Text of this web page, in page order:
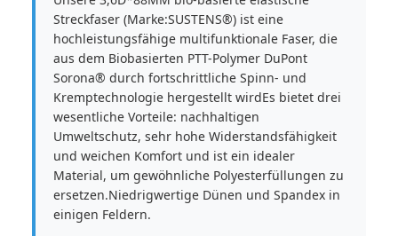
Streckfaser (Marke:SUSTENS®) ist eine
hochleistungsfähige multifunktionale Faser, die
aus dem Biobasierten PTT-Polymer DuPont
Sorona® durch fortschrittliche Spinn- und
Kremptechnologie hergestellt wirdEs bietet drei
wesentliche Vorteile: nachhaltigen
Umweltschutz, sehr hohe Widerstandsfähigkeit
und weichen Komfort und ist ein idealer
Material, um gewöhnliche Polyesterfüllungen zu
ersetzen.Niedrigwertige Dünen und Spandex in
einigen Feldern.